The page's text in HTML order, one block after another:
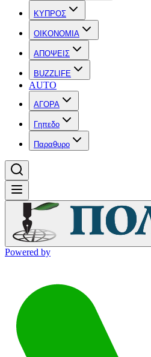
ΚΥΠΡΟΣ
OIKONOMIA
ΑΠΟΨΕΙΣ
BUZZLIFE
AUTO
ΑΓΟΡΑ
Γηπεδο
Παραθυρο
Powered by